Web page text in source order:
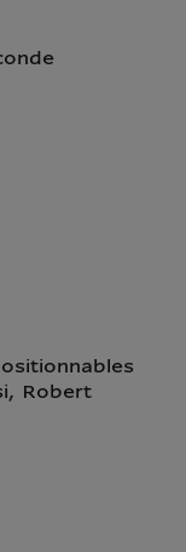
Robert